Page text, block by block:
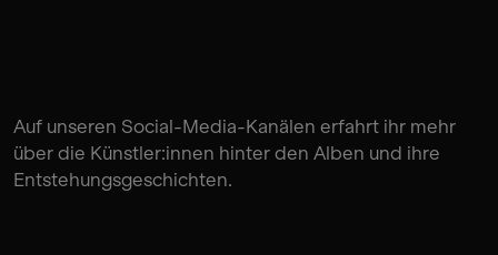
Auf unseren Social-Media-Kanälen erfahrt ihr mehr
über die Künstler:innen hinter den Alben und ihre
Entstehungsgeschichten.